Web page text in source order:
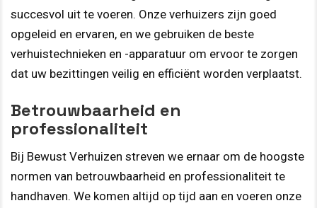
succesvol uit te voeren. Onze verhuizers zijn goed
opgeleid en ervaren, en we gebruiken de beste
verhuistechnieken en -apparatuur om ervoor te zorgen
dat uw bezittingen veilig en efficiënt worden verplaatst.
Betrouwbaarheid en
professionaliteit
Bij Bewust Verhuizen streven we ernaar om de hoogste
normen van betrouwbaarheid en professionaliteit te
handhaven. We komen altijd op tijd aan en voeren onze